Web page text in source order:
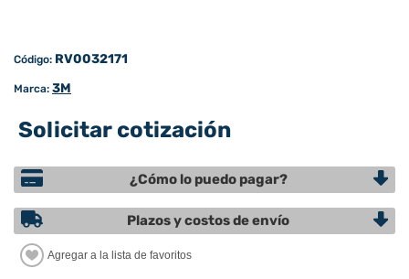
Código: RV0032171
Marca: 3M
Solicitar cotización
¿Cómo lo puedo pagar?
Plazos y costos de envío